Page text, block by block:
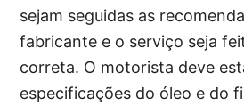
sejam seguidas as
fabricante e o serviço seja
correta. O motorista deve
especificações do óleo e do